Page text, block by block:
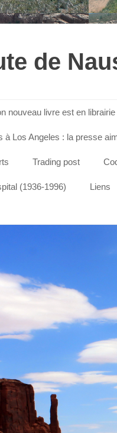
de
nouveau livre est en librairie
à Los Angeles : la presse
Trading post
(1936-1996) Liens